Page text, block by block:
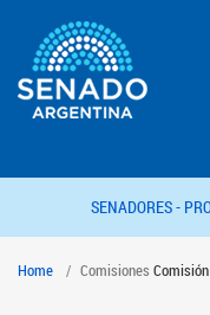
SENADORES -
Home Comisiones